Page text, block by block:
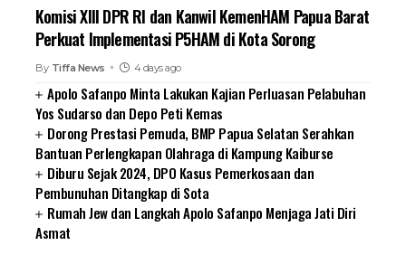
Komisi XIII DPR RI dan Kanwil KemenHAM Papua Barat
Perkuat Implementasi P5HAM di Kota Sorong
By Tiffa News 4 days ago
Apolo Safanpo Minta Lakukan Kajian Perluasan Pelabuhan
Yos Sudarso dan Depo Peti Kemas
Dorong Prestasi Pemuda, BMP Papua Selatan Serahkan
Bantuan Perlengkapan Olahraga di Kampung Kaiburse
Diburu Sejak 2024, DPO Kasus Pemerkosaan dan
Pembunuhan Ditangkap di Sota
Rumah Jew dan Langkah Apolo Safanpo Menjaga Jati Diri
Asmat